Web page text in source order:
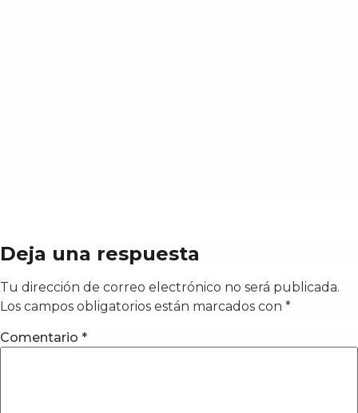
Deja una respuesta
Tu dirección de correo electrónico no será publicada.
Los campos obligatorios están marcados con *
Comentario *